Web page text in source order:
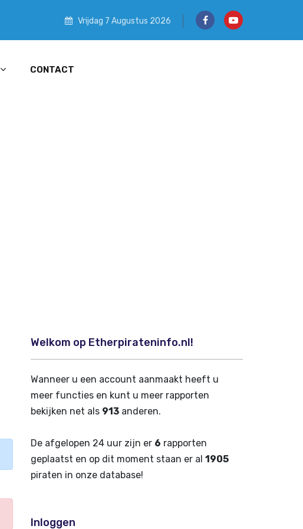
Vrijdag 7 Augustus 2026
CONTACT
Welkom op Etherpirateninfo.nl!
Wanneer u een account aanmaakt heeft u
meer functies en kunt u meer rapporten
bekijken net als 913 anderen.
De afgelopen 24 uur zijn er 6 rapporten
geplaatst en op dit moment staan er al 1905
piraten in onze database!
Inloggen